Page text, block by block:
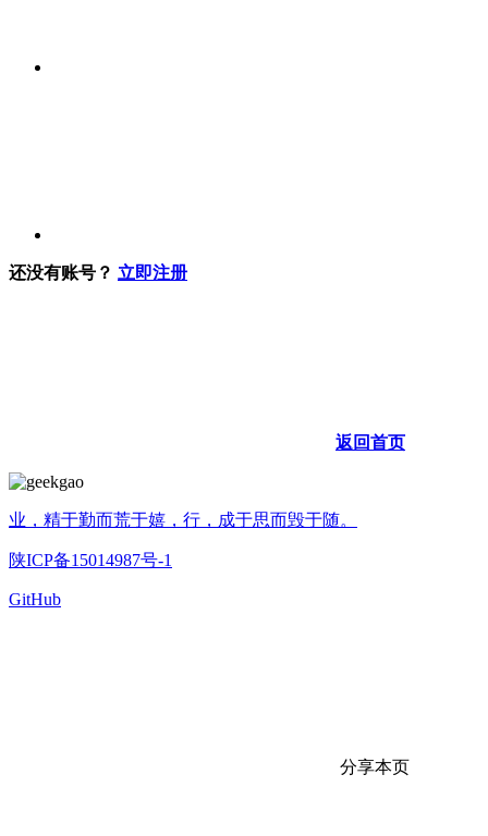
还没有账号？ 立即注册
返回首页
业，精于勤而荒于嬉，行，成于思而毁于随。
陕ICP备15014987号-1
GitHub
分享本页